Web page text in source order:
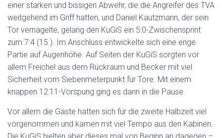
einer starken und bissigen Abwehr, die die Angreifer des TVA
weitgehend im Griff hatten, und Daniel Kautzmann, der sein
Tor vernagelte, gelang den KuGiS ein 5:0-Zwischensprint
zum 7:4 (15.). Im Anschluss entwickelte sich eine enge
Partie auf Augenhöhe. Auf Seiten der KuGiS sorgten vor
allem Freichel aus dem Rückraum und Becker mit viel
Sicherheit vom Siebenmeterpunkt für Tore. Mit einem
knappen 12:11-Vorspung ging es dann in die Pause.
Vor allem die Gäste hatten sich für die zweite Halbzeit viel
vorgenommen und kamen mit viel Tempo aus den Kabinen.